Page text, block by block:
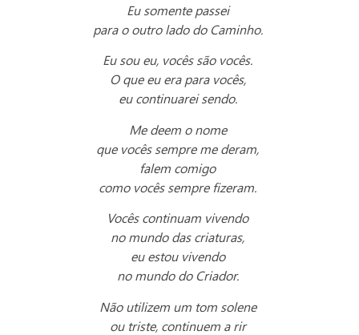
Eu somente passei
para o outro lado do Caminho.
Eu sou eu, vocês são vocês.
O que eu era para vocês,
eu continuarei sendo.
Me deem o nome
que vocês sempre me deram,
falem comigo
como vocês sempre fizeram.
Vocês continuam vivendo
no mundo das criaturas,
eu estou vivendo
no mundo do Criador.
Não utilizem um tom solene
ou triste, continuem a rir